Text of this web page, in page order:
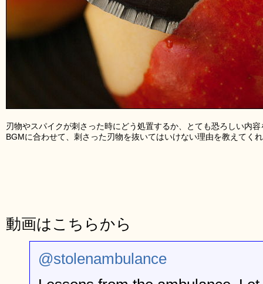
刃物やスパイクが刺さった時にどう処置するか、とても恐ろしい内
BGMに合わせて、刺さった刃物を抜いてはいけない理由を教えてく
動画はこちらから
@stolenambulance